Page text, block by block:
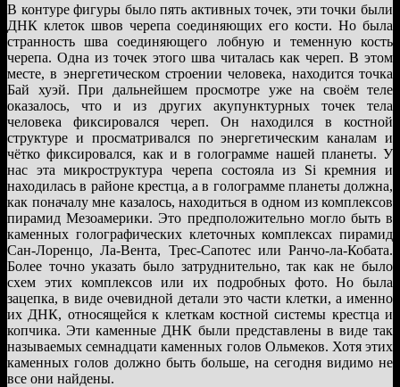
В контуре фигуры было пять активных точек, эти точки были
ДНК клеток швов черепа соединяющих его кости. Но была
странность шва соединяющего лобную и теменную кость
черепа. Одна из точек этого шва читалась как череп. В этом
месте, в энергетическом строении человека, находится точка
Бай хуэй. При дальнейшем просмотре уже на своём теле
оказалось, что и из других акупунктурных точек тела
человека фиксировался череп. Он находился в костной
структуре и просматривался по энергетическим каналам и
чётко фиксировался, как и в голограмме нашей планеты. У
нас эта микроструктура черепа состояла из Si кремния и
находилась в районе крестца, а в голограмме планеты должна,
как поначалу мне казалось, находиться в одном из комплексов
пирамид Мезоамерики. Это предположительно могло быть в
каменных голографических клеточных комплексах пирамид
Сан-Лоренцо, Ла-Вента, Трес-Сапотес или Ранчо-ла-Кобата.
Более точно указать было затруднительно, так как не было
схем этих комплексов или их подробных фото. Но была
зацепка, в виде очевидной детали это части клетки, а именно
их ДНК, относящейся к клеткам костной системы крестца и
копчика. Эти каменные ДНК были представлены в виде так
называемых семнадцати каменных голов Ольмеков. Хотя этих
каменных голов должно быть больше, на сегодня видимо не
все они найдены.